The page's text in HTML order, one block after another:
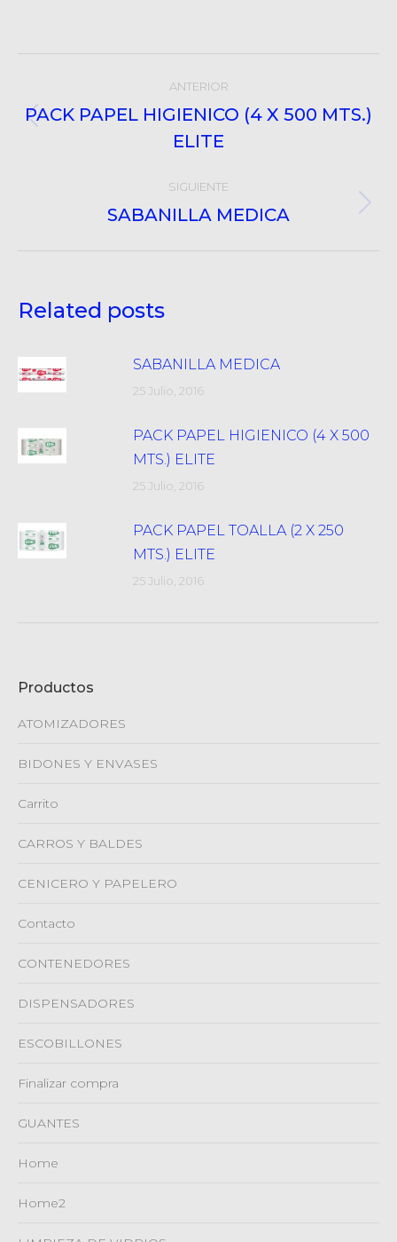
navigation
ANTERIOR
Post
anterior:
PACK PAPEL HIGIENICO (4 X 500 MTS.)
ELITE
SIGUIENTE
Próximo
SABANILLA MEDICA
Related posts
SABANILLA MEDICA
25 Julio, 2016
PACK PAPEL HIGIENICO (4 X 500
MTS.) ELITE
25 Julio, 2016
PACK PAPEL TOALLA (2 X 250
MTS.) ELITE
25 Julio, 2016
Productos
ATOMIZADORES
BIDONES Y ENVASES
Carrito
CARROS Y BALDES
CENICERO Y PAPELERO
Contacto
CONTENEDORES
DISPENSADORES
ESCOBILLONES
Finalizar compra
GUANTES
Home
Home2